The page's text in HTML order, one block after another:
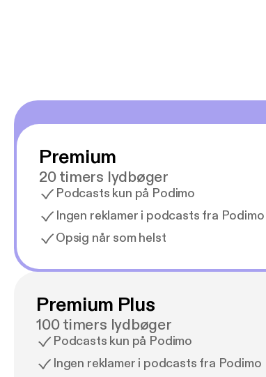
Premium
20 timers lydbøger
Podcasts kun på Podimo
Ingen reklamer i podcasts fra Podimo
Opsig når som helst
Premium Plus
100 timers lydbøger
Podcasts kun på Podimo
Ingen reklamer i podcasts fra Podimo